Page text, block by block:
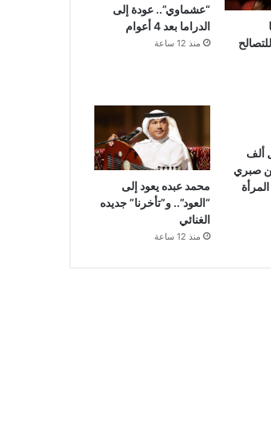
“عشماوي”.. عودة إلى
الدراما بعد 4 أعوام
منذ 12 ساعة
ألف
صبري
محمد عبده يعود إلى
“العود”.. و”تأخرنا” جديده
الغنائي
منذ 12 ساعة